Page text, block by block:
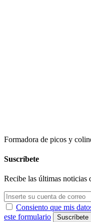
Formadora de picos y
Suscríbete
Recibe las últimas noticias
Consiento que mis
este formulario